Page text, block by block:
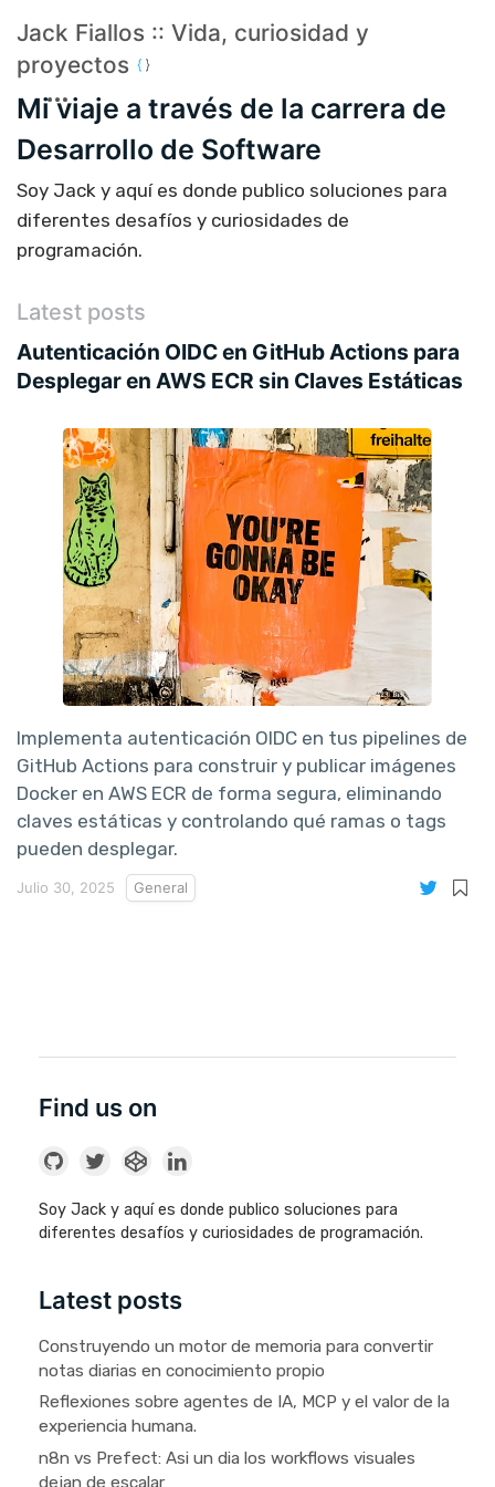
Jack Fiallos :: Vida, curiosidad y
proyectos
Mi viaje a través de la carrera de
Desarrollo de Software
Soy Jack y aquí es donde publico soluciones para
diferentes desafíos y curiosidades de
programación.
Latest posts
Autenticación OIDC en GitHub Actions para
Desplegar en AWS ECR sin Claves Estáticas
Implementa autenticación OIDC en tus pipelines de
GitHub Actions para construir y publicar imágenes
Docker en AWS ECR de forma segura, eliminando
claves estáticas y controlando qué ramas o tags
pueden desplegar.
Julio 30, 2025 General
Find us on
Soy Jack y aquí es donde publico soluciones para
diferentes desafíos y curiosidades de programación.
Latest posts
Construyendo un motor de memoria para convertir
notas diarias en conocimiento propio
Reflexiones sobre agentes de IA, MCP y el valor de la
experiencia humana.
n8n vs Prefect: Asi un dia los workflows visuales
dejan de escalar